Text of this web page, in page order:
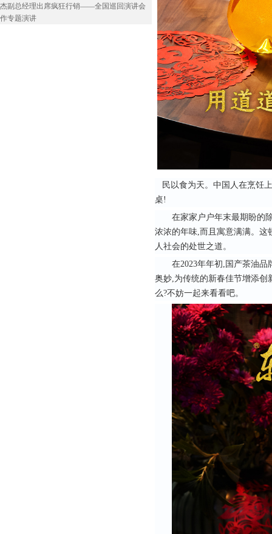
杰副总经理出席疯狂行销——全国巡回演讲会
作专题演讲
民以食为天。中国人在烹饪
桌!
在家家户户年末最期盼的
浓浓的年味,而且寓意满满。这
人社会的处世之道。
在2023年年初,国产茶油
奥妙,为传统的新春佳节增添创
么?不妨一起来看看吧。